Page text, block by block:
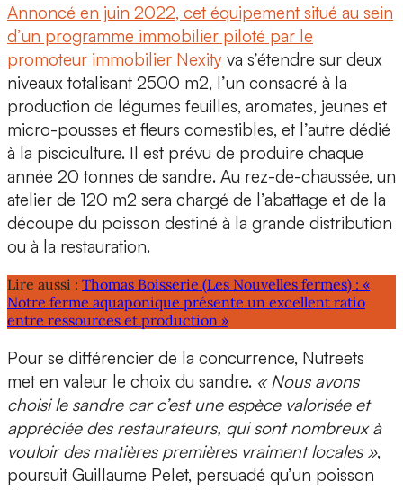
Annoncé en juin 2022, cet équipement situé au sein
d’un programme immobilier piloté par le
promoteur immobilier Nexity va s’étendre sur deux
niveaux totalisant 2500 m2, l’un consacré à la
production de légumes feuilles, aromates, jeunes et
micro-pousses et fleurs comestibles, et l’autre dédié
à la pisciculture. Il est prévu de produire chaque
année 20 tonnes de sandre. Au rez-de-chaussée, un
atelier de 120 m2 sera chargé de l’abattage et de la
découpe du poisson destiné à la grande distribution
ou à la restauration.
Lire aussi : Thomas Boisserie (Les Nouvelles fermes) : «
Notre ferme aquaponique présente un excellent ratio
entre ressources et production »
Pour se différencier de la concurrence, Nutreets
met en valeur le choix du sandre. « Nous avons
choisi le sandre car c’est une espèce valorisée et
appréciée des restaurateurs, qui sont nombreux à
vouloir des matières premières vraiment locales »,
poursuit Guillaume Pelet, persuadé qu’un poisson